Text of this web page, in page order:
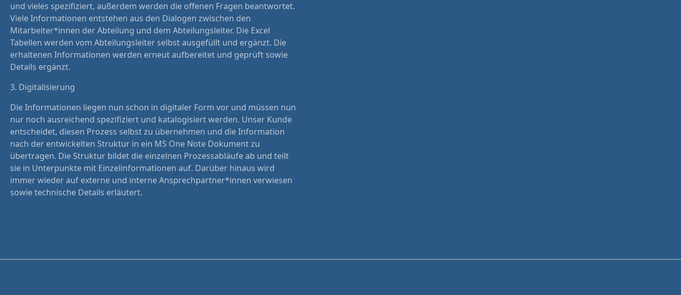
und vieles spezifiziert, außerdem werden die offenen Fragen beantwortet.
Viele Informationen entstehen aus den Dialogen zwischen den
Mitarbeiter*innen der Abteilung und dem Abteilungsleiter. Die Excel
Tabellen werden vom Abteilungsleiter selbst ausgefüllt und ergänzt. Die
erhaltenen Informationen werden erneut aufbereitet und geprüft sowie
Details ergänzt.
3. Digitalisierung
Die Informationen liegen nun schon in digitaler Form vor und müssen nun
nur noch ausreichend spezifiziert und katalogisiert werden. Unser Kunde
entscheidet, diesen Prozess selbst zu übernehmen und die Information
nach der entwickelten Struktur in ein MS One Note Dokument zu
übertragen. Die Struktur bildet die einzelnen Prozessabläufe ab und teilt
sie in Unterpunkte mit Einzelinformationen auf. Darüber hinaus wird
immer wieder auf externe und interne Ansprechpartner*innen verwiesen
sowie technische Details erläutert.